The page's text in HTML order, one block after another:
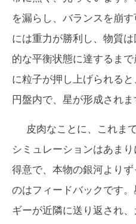
を漏らし、バランスを崩
には重力が勝利し、物質
的な平衡状態に達するま
に粒子が押し上げられる
円盤内で、星が形成されま
皮肉なことに、これま
シミュレーションはあまり
得意で、本物の銀河より
のはフィードバックです
ギーが近隣に送り返され